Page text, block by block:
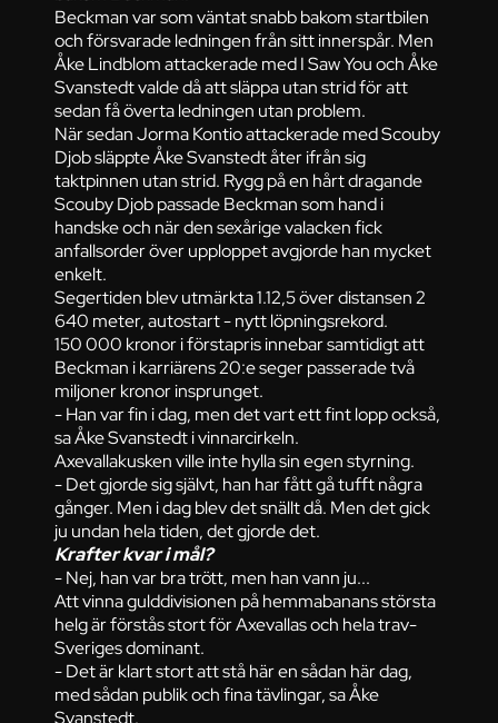
Beckman var som väntat snabb bakom startbilen
och försvarade ledningen från sitt innerspår. Men
Åke Lindblom attackerade med I Saw You och Åke
Svanstedt valde då att släppa utan strid för att
sedan få överta ledningen utan problem.
När sedan Jorma Kontio attackerade med Scouby
Djob släppte Åke Svanstedt åter ifrån sig
taktpinnen utan strid. Rygg på en hårt dragande
Scouby Djob passade Beckman som hand i
handske och när den sexårige valacken fick
anfallsorder över upploppet avgjorde han mycket
enkelt.
Segertiden blev utmärkta 1.12,5 över distansen 2
640 meter, autostart - nytt löpningsrekord.
150 000 kronor i förstapris innebar samtidigt att
Beckman i karriärens 20:e seger passerade två
miljoner kronor insprunget.
- Han var fin i dag, men det vart ett fint lopp också,
sa Åke Svanstedt i vinnarcirkeln.
Axevallakusken ville inte hylla sin egen styrning.
- Det gjorde sig självt, han har fått gå tufft några
gånger. Men i dag blev det snällt då. Men det gick
ju undan hela tiden, det gjorde det.
Krafter kvar i mål?
- Nej, han var bra trött, men han vann ju...
Att vinna gulddivisionen på hemmabanans största
helg är förstås stort för Axevallas och hela trav-
Sveriges dominant.
- Det är klart stort att stå här en sådan här dag,
med sådan publik och fina tävlingar, sa Åke
Svanstedt.